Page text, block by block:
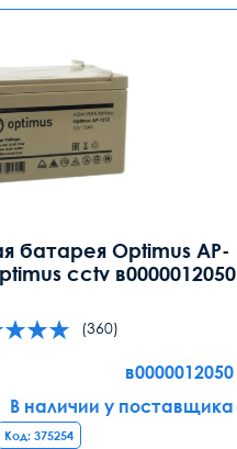
батарея Optimus AP-
cctv в0000012050
(360)
в0000012050
В наличии у поставщика
Код: 375254